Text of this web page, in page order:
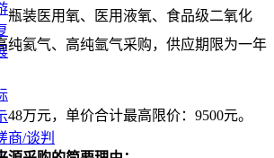
商/谈判
瓶装医用氧、医用液氧、食品级二氧化
纯氦气、高纯氩气采购，供应期限为一年
48万元， 单价合计最高限价：9500元。